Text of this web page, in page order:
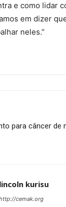
e como lidar
em dizer
neles.”
para câncer de
lincoln kurisu
cemak.org